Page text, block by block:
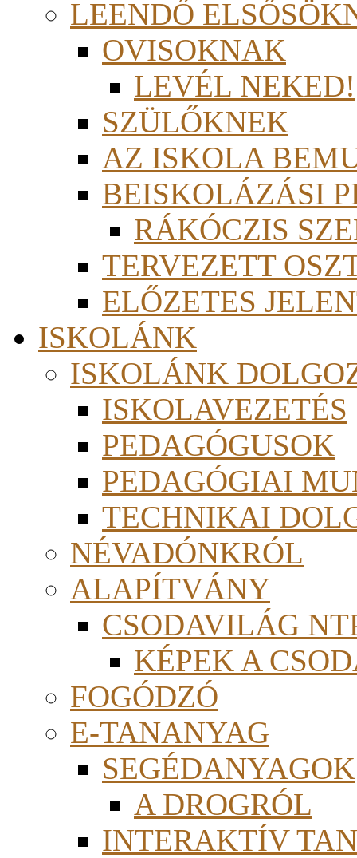
LEENDŐ
OVISOKNAK
LEVÉL NEKED!
SZÜLŐKNEK
AZ ISKOLA
BEISKOLÁZÁSI
RÁKÓCZIS
TERVEZETT
ELŐZETES
ISKOLÁNK
ISKOLÁNK
ISKOLAVEZETÉS
PEDAGÓGUSOK
PEDAGÓGIAI
TECHNIKAI
NÉVADÓNKRÓL
ALAPÍTVÁNY
CSODAVILÁG
KÉPEK A
FOGÓDZÓ
E-TANANYAG
SEGÉDANYAGOK
A DROGRÓL
INTERAKTÍV